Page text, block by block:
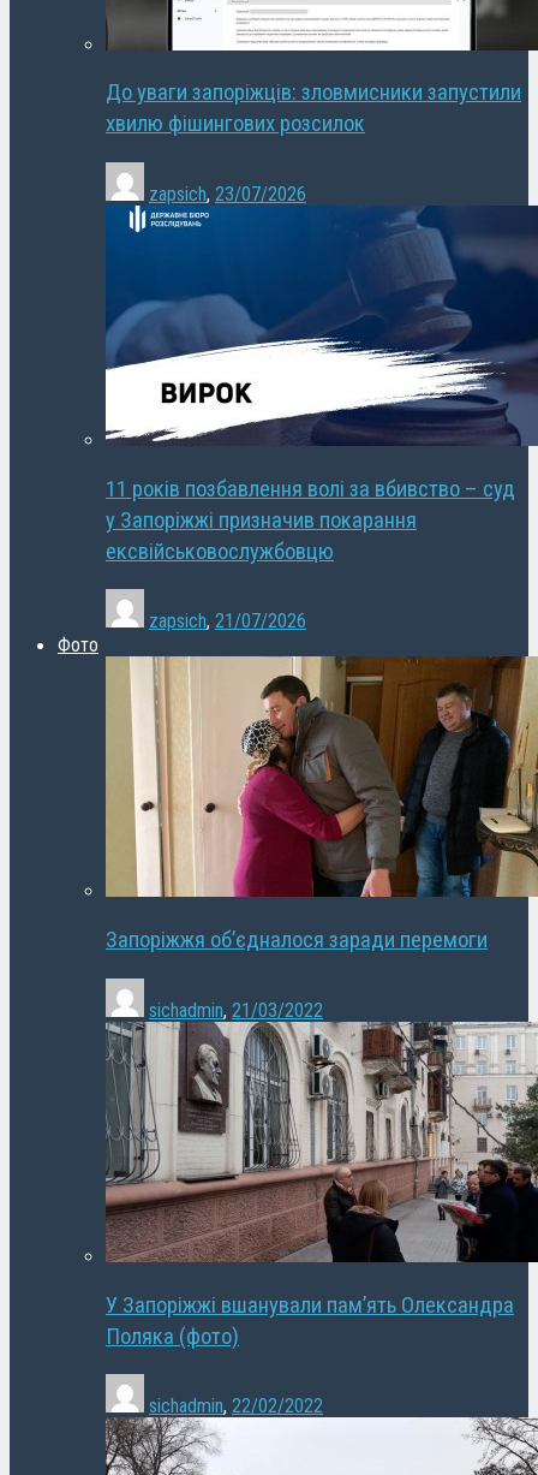
До уваги запоріжців: зловмисники запустили
хвилю фішингових розсилок
zapsich, 23/07/2026
11 років позбавлення волі за вбивство – суд
у Запоріжжі призначив покарання
ексвійськовослужбовцю
zapsich, 21/07/2026
Фото
Запоріжжя об’єдналося заради перемоги
sichadmin, 21/03/2022
У Запоріжжі вшанували пам’ять Олександра
Поляка (фото)
sichadmin, 22/02/2022